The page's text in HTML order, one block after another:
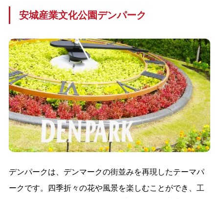
安城産業文化公園デンパーク
デンパークは、デンマークの街並みを再現したテーマパ
ークです。四季折々の花や風景を楽しむことができ、工